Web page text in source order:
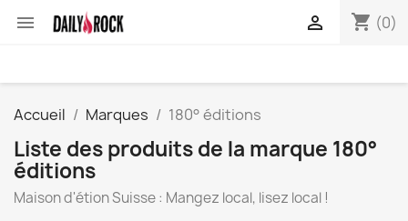
 shopping_cart (0)

Accueil Marques 180° éditions
Liste des produits de la marque 180°
éditions
Maison d'étion Suisse : Mangez local, lisez local !